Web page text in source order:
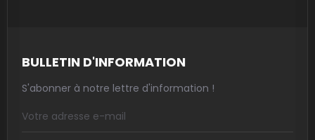
BULLETIN D'INFORMATION
S'abonner à notre lettre d'information !